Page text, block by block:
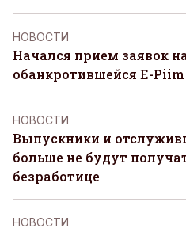
НОВОСТИ
Начался прием заявок
обанкротившейся E-Piim
НОВОСТИ
Выпускники и
больше не будут
безработице
НОВОСТИ